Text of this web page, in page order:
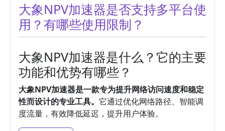
大象NPV加速器是否支持多平台使
用？有哪些使用限制？
大象NPV加速器是什么？它的主要
功能和优势有哪些？
大象NPV加速器是一款专为提升网络访问速度和稳定
性而设计的专业工具。 它通过优化网络路径、智能调
度流量，有效降低延迟，提升用户体验。